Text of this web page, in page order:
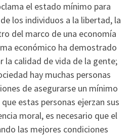
el estado mínimo para
los individuos a la libertad, la
del marco de una economía
económico ha demostrado
la calidad de vida de la gente;
hay muchas personas
de asegurarse un mínimo
estas personas ejerzan sus
moral, es necesario que el
las mejores condiciones